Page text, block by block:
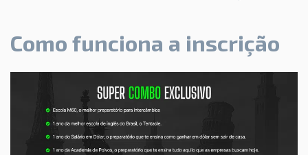
Como funciona a inscrição